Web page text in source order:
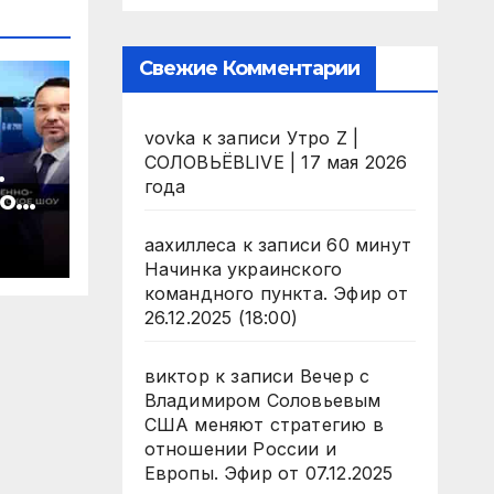
Свежие Комментарии
vovka к записи Утро Z |
СОЛОВЬЁВLIVE | 17 мая 2026
года
аахиллеса к записи60 минут
Начинка украинского
командного пункта. Эфир от
26.12.2025 (18:00)
виктор к записи Вечер с
Владимиром Соловьевым
США меняют стратегию в
отношении России и
Европы. Эфир от 07.12.2025